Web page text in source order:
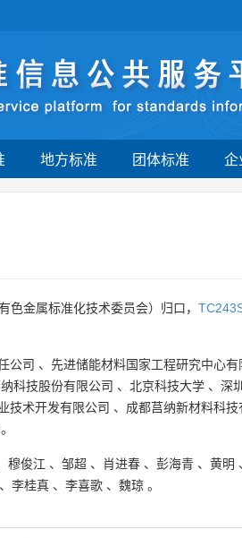
地方标准 团体标准 企
有色金属标准化技术委员会）归口，
公司 、 先进储能材料国家工程研究中心有
科技股份有限公司 、 北京科技大学 、 深
技术开发有限公司 、 成都莒纳新材料科技
。
穆俊江 、 邹超 、 肖进春 、 彭海青 、 黄明
、 李桂真 、 李喜歌 、 魏琼 。